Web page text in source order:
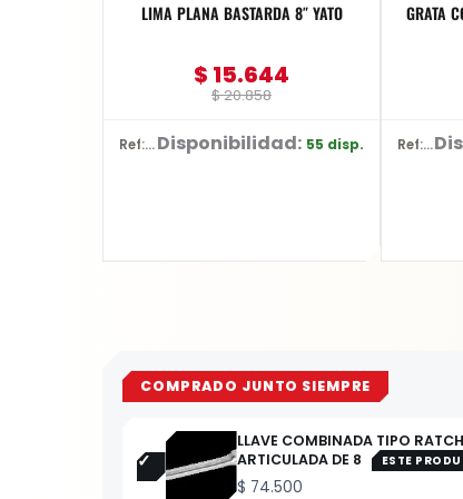
LIMA PLANA BASTARDA 8″ YATO
$20.858
$ 15.644
Ref: YT-62229Disponibilidad: 55 disp.
GRATA
Ref: D-26515
COMPRADO JUNTO SIEMPRE
LLAVE COMBINADA TIPO
ARTICULADA DE 8
ESTE
$ 74.500